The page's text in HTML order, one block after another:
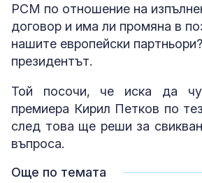
РСМ по отношение на
договор и има ли промяна в
нашите европейски
президентът.
Той посочи, че иска да
премиера Кирил Петков по
след това ще реши за
въпроса.
Още по темата